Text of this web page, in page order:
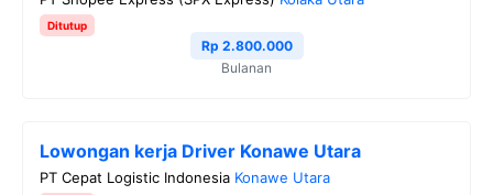
Ditutup
Rp 2.800.000
Bulanan
Lowongan kerja Driver Konawe Utara
PT Cepat Logistic Indonesia Konawe Utara